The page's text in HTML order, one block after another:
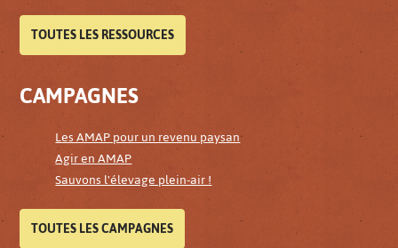
TOUTES LES RESSOURCES
CAMPAGNES
Les AMAP pour un revenu paysan
Agir en AMAP
Sauvons l'élevage plein-air !
TOUTES LES CAMPAGNES